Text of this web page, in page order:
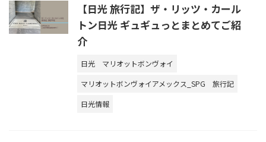
【日光 旅行記】ザ・リッツ・カール
トン日光 ギュギュっとまとめてご紹
介
日光
マリオットボンヴォイ
マリオットボンヴォイアメックス_SPG
旅行記
日光情報